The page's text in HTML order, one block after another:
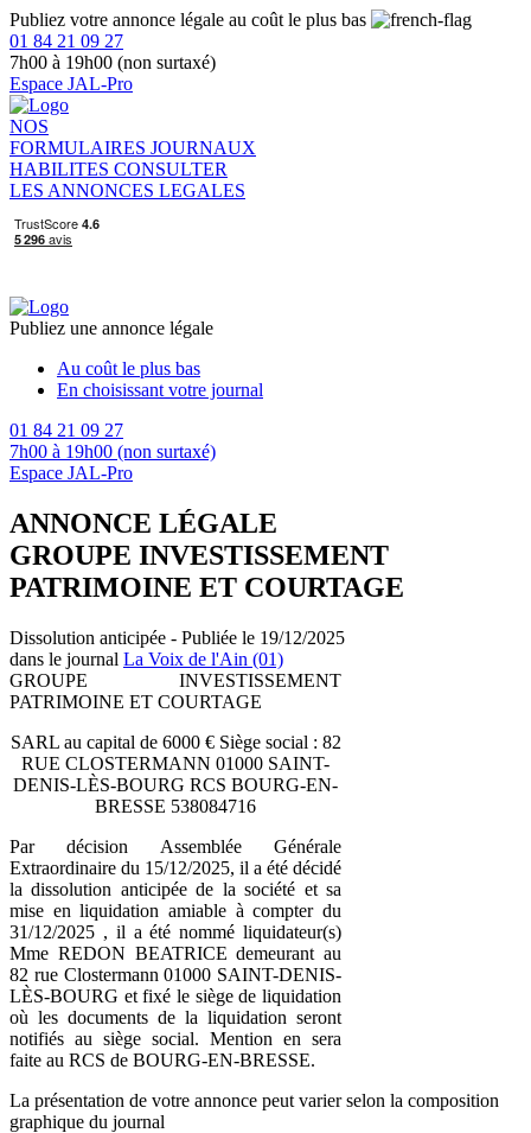
Publiez votre annonce légale au coût le plus bas
01 84 21 09 27
7h00 à 19h00 (non surtaxé)
Espace JAL-Pro
NOS
FORMULAIRES JOURNAUX
HABILITES CONSULTER
LES ANNONCES LEGALES
Publiez une annonce légale
Au coût le plus bas
En choisissant votre journal
01 84 21 09 27
7h00 à 19h00 (non surtaxé)
Espace JAL-Pro
ANNONCE LÉGALE
GROUPE INVESTISSEMENT
PATRIMOINE ET COURTAGE
Dissolution anticipée - Publiée le 19/12/2025
dans le journal La Voix de l'Ain (01)
GROUPE INVESTISSEMENT
PATRIMOINE ET COURTAGE
SARL au capital de 6000 € Siège social : 82
RUE CLOSTERMANN 01000 SAINT-
DENIS-LÈS-BOURG RCS BOURG-EN-
BRESSE 538084716
Par décision Assemblée Générale
Extraordinaire du 15/12/2025, il a été décidé
la dissolution anticipée de la société et sa
mise en liquidation amiable à compter du
31/12/2025 , il a été nommé liquidateur(s)
Mme REDON BEATRICE demeurant au
82 rue Clostermann 01000 SAINT-DENIS-
LÈS-BOURG et fixé le siège de liquidation
où les documents de la liquidation seront
notifiés au siège social. Mention en sera
faite au RCS de BOURG-EN-BRESSE.
La présentation de votre annonce peut varier selon la composition
graphique du journal